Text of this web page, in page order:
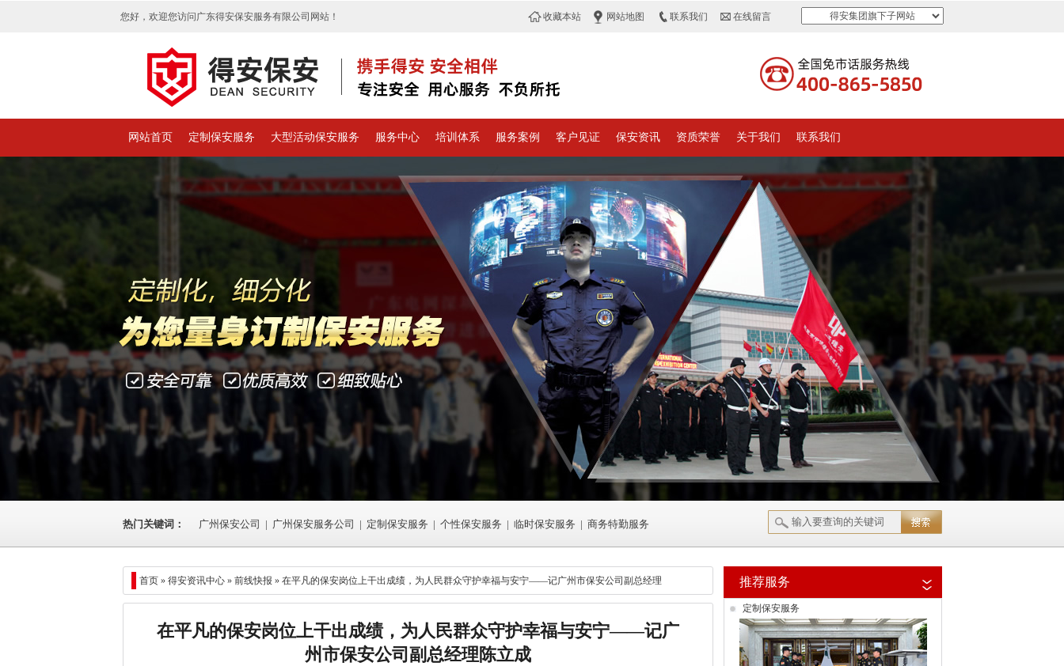
您好，欢迎您访问广东得安保安服务有限公司网站！ 收藏本站 网站地图 联系我们 在线留言 得安集团旗下子网站
网站首页 定制保安服务 大型活动保安服务 服务中心 培训体系 服务案例 客户见证 保安资讯 资质荣誉 关于我们 联系我们
热门关键词： 广州保安公司 | 广州保安服务公司 | 定制保安服务 | 个性保安服务 | 临时保安服务 | 商务特勤服务
首页 » 得安资讯中心» 前线快报 » 在平凡的保安岗位上干出成绩，为人民群众守护幸福与安宁——记广州市保安公司副总经理
在平凡的保安岗位上干出成绩，为人民群众守护幸福与安宁——记广
州市保安公司副总经理陈立成
推荐服务
定制保安服务